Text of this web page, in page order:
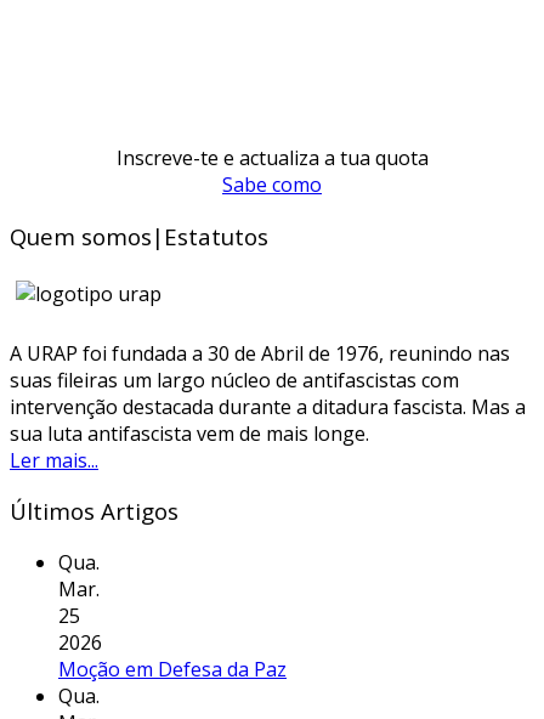
Inscreve-te e actualiza a tua quota
Sabe como
Quem somos|Estatutos
A URAP foi fundada a 30 de Abril de 1976, reunindo nas
suas fileiras um largo núcleo de antifascistas com
intervenção destacada durante a ditadura fascista. Mas a
sua luta antifascista vem de mais longe.
Ler mais...
Últimos Artigos
Qua.
Mar.
25
2026
Moção em Defesa da Paz
Qua.